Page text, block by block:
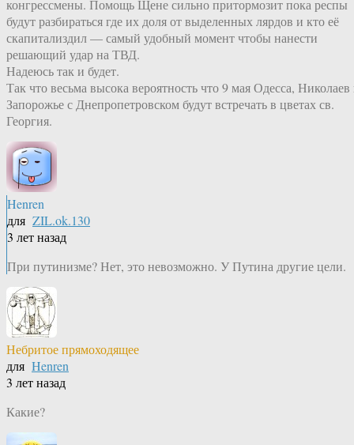
конгрессмены. Помощь Щене сильно притормозит пока респы
будут разбираться где их доля от выделенных лярдов и кто её
скапитализдил — самый удобный момент чтобы нанести
решающий удар на ТВД.
Надеюсь так и будет.
Так что весьма высока вероятность что 9 мая Одесса, Николаев
Запорожье с Днепропетровском будут встречать в цветах св.
Георгия.
Henren
для ZIL.ok.130
3 лет назад
При путинизме? Нет, это невозможно. У Путина другие цели.
Небритое прямоходящее
для Henren
3 лет назад
Какие?